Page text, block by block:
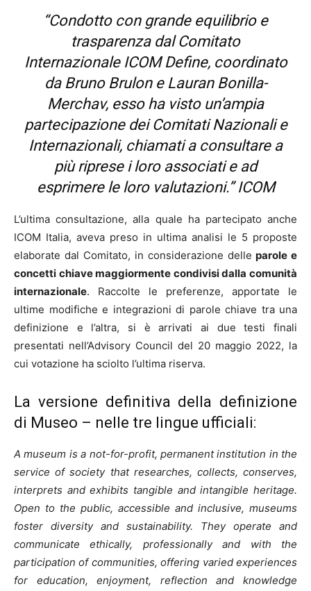
“Condotto con grande equilibrio e
trasparenza dal Comitato
Internazionale ICOM Define, coordinato
da Bruno Brulon e Lauran Bonilla-
Merchav, esso ha visto un’ampia
partecipazione dei Comitati Nazionali e
Internazionali, chiamati a consultare a
più riprese i loro associati e ad
esprimere le loro valutazioni.” ICOM
L’ultima consultazione, alla quale ha partecipato anche
ICOM Italia, aveva preso in ultima analisi le 5 proposte
elaborate dal Comitato, in considerazione delle parole e
concetti chiave maggiormente condivisi dalla comunità
internazionale. Raccolte le preferenze, apportate le
ultime modifiche e integrazioni di parole chiave tra una
definizione e l’altra, si è arrivati ai due testi finali
presentati nell’Advisory Council del 20 maggio 2022, la
cui votazione ha sciolto l’ultima riserva.
La versione definitiva della definizione
di Museo – nelle tre lingue ufficiali:
A museum is a not-for-profit, permanent institution in the
service of society that researches, collects, conserves,
interprets and exhibits tangible and intangible heritage.
Open to the public, accessible and inclusive, museums
foster diversity and sustainability. They operate and
communicate ethically, professionally and with the
participation of communities, offering varied experiences
for education, enjoyment, reflection and knowledge